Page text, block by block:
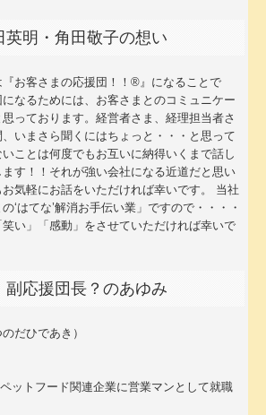
英明・角田敬子の想い
お客さまの応援団！！®』になることで
なるためには、お客さまとのコミュニケー
っております。経営者さま、経理担当者さ
いまさら聞くにはちょっと・・・と思って
ことは何度でもお互いに納得いくまで話し
す！！それが強い会社になる近道だと思い
気軽にお話をいただければ幸いです。 当社
‘はてな’解消お手伝い業」ですので・・・・
い」「感動」をさせていただければ幸いで
副応援団長？のあゆみ
だひであき）
ットフード関連企業に営業マンとして就職